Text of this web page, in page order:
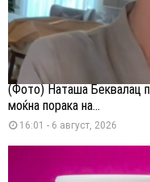
(Фото) Наташа Беквалац
моќна порака на...
16:01 - 6 август, 2026